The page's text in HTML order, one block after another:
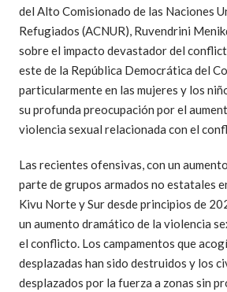
del Alto Comisionado de las Naciones
Refugiados (ACNUR), Ruvendrini
sobre el impacto devastador del
este de la República Democrática del
particularmente en las mujeres y los
su profunda preocupación por el
violencia sexual relacionada con el
Las recientes ofensivas, con un
parte de grupos armados no estatales
Kivu Norte y Sur desde principios de
un aumento dramático de la violencia
el conflicto. Los campamentos que
desplazadas han sido destruidos y los
desplazados por la fuerza a zonas sin